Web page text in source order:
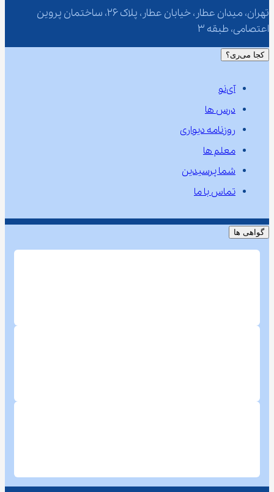
تهران، میدان عطار، خیابان عطار، پلاک 26، ساختمان پروین
اعتصامی، طبقه 3
کجا می‌ری؟
آی‌نو
درس ها
روزنامه دیواری
معلم ها
شما پرسیدین
تماس با ما
گواهی ها